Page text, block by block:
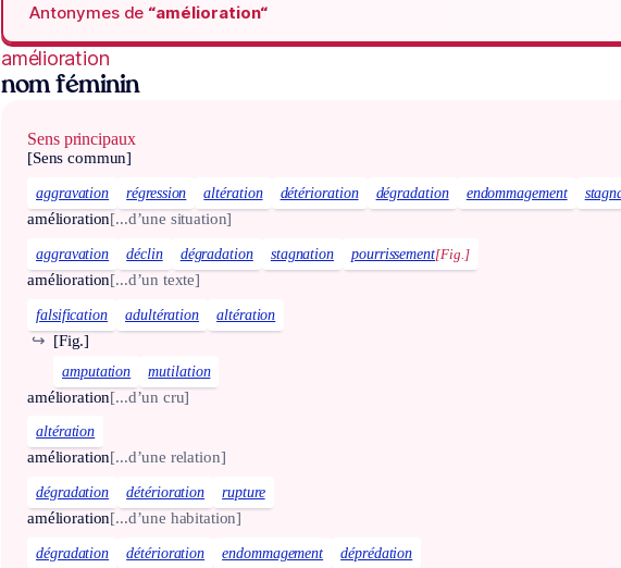
Antonymes de “amélioration“
amélioration
nom féminin
Sens principaux
[Sens commun]
aggravation régression altération détérioration dégradation endommagement
amélioration[...d’une situation]
aggravation déclin dégradation stagnation pourrissement[Fig.]
amélioration[...d’un texte]
falsification adultération altération
[Fig.]
↪
amputation mutilation
amélioration[...d’un cru]
altération
amélioration[...d’une relation]
dégradation détérioration rupture
amélioration[...d’une habitation]
dégradation détérioration endommagement déprédation